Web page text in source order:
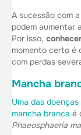
A sucessão com
podem aumentar
Por isso,
momento certo é
com perdas
Mancha
Uma das
mancha branca é
Phaeosphaeria